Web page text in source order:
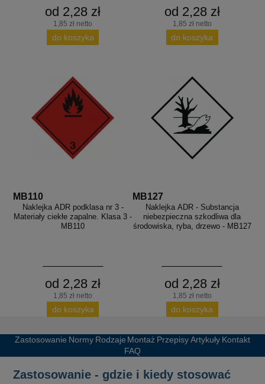
od 2,28 zł
1,85 zł netto
do koszyka
od 2,28 zł
1,85 zł netto
do koszyka
MB110
Naklejka ADR podklasa nr 3 -
Materiały ciekłe zapalne. Klasa 3 -
MB110
od 2,28 zł
1,85 zł netto
do koszyka
MB127
Naklejka ADR - Substancja
niebezpieczna szkodliwa dla
środowiska, ryba, drzewo - MB127
od 2,28 zł
1,85 zł netto
do koszyka
Zastosowanie Normy Rodzaje Montaż PrzepisyArtykuły Kontakt
FAQ
Zastosowanie - gdzie i kiedy stosować